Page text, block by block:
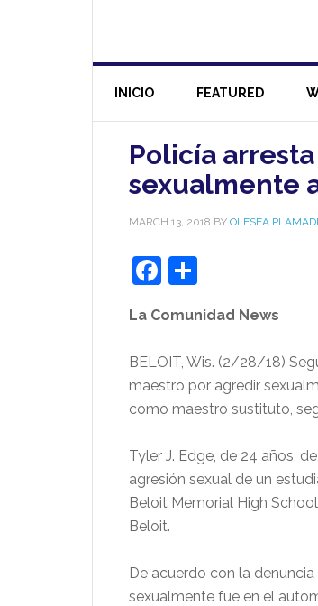
INICIO FEATURED
Policía
sexualmente
MARCH 13, 2018 BY OLESEA
Facebook
La Comunidad News
BELOIT, Wis. (2/28/18)
maestro por agredir
como maestro sustituto,
Tyler J. Edge, de 24 años,
agresión sexual de un
Beloit Memorial High
Beloit.
De acuerdo con la
sexualmente fue en el